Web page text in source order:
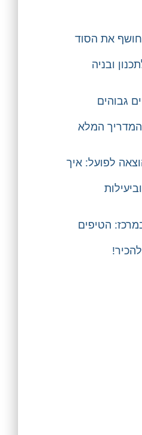
חושף את הסוד
ובניה
גבוהים
המלא
לפועל: איך
הטיפים